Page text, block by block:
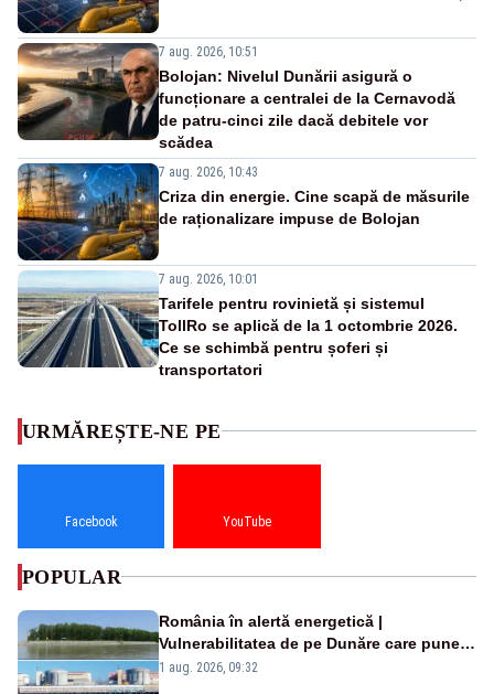
7 aug. 2026, 10:51
Bolojan: Nivelul Dunării asigură o
funcționare a centralei de la Cernavodă
de patru-cinci zile dacă debitele vor
scădea
7 aug. 2026, 10:43
Criza din energie. Cine scapă de măsurile
de raționalizare impuse de Bolojan
7 aug. 2026, 10:01
Tarifele pentru rovinietă și sistemul
TollRo se aplică de la 1 octombrie 2026.
Ce se schimbă pentru șoferi și
transportatori
URMĂREȘTE-NE PE
Facebook YouTube
POPULAR
România în alertă energetică |
Vulnerabilitatea de pe Dunăre care pune
în pericol Centrala Cernavodă era
1 aug. 2026, 09:32